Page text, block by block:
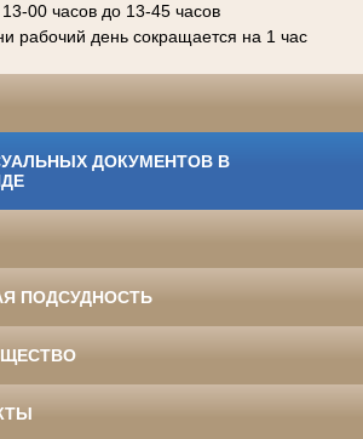
00 часов до 13-45 часов
рабочий день сокращается на 1 час
ДОКУМЕНТОВ В
ПОДСУДНОСТЬ